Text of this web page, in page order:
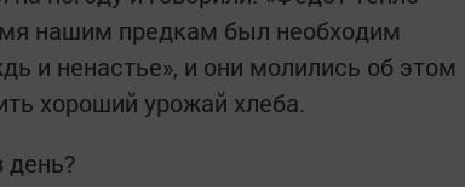
нашим предкам был необходим
и ненастье», и они молились об этом
хороший урожай хлеба.
день?